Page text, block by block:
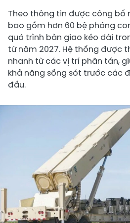
Theo thông tin được công bố
bao gồm hơn 60 bệ phóng
quá trình bàn giao kéo dài
từ năm 2027. Hệ thống được
nhanh từ các vị trí phân tán,
khả năng sống sót trước các
đầu.